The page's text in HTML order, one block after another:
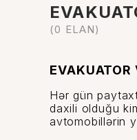
(0 ELAN)
Hər gün
daxili olduğu
avtomobillərin